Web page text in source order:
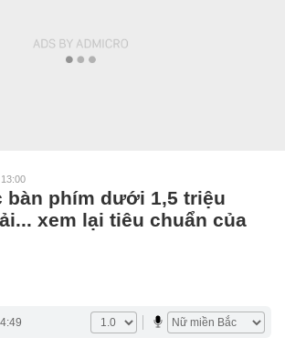
bàn phím dưới 1,5 triệu
xem lại tiêu chuẩn của
4:49